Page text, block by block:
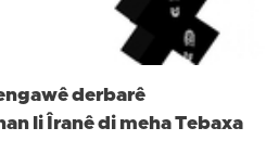
derbarê
li Îranê di meha Tebaxa